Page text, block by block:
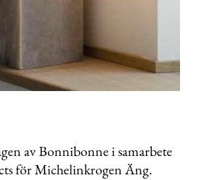
av Bonnibonne i samarbete
för Michelinkrogen Äng.